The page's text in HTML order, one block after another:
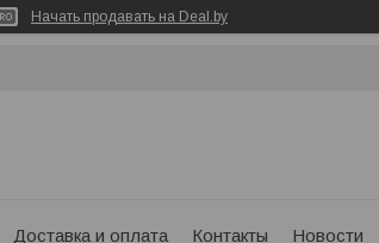
Начать продавать на Deal.by
Доставка и оплата Контакты Новости